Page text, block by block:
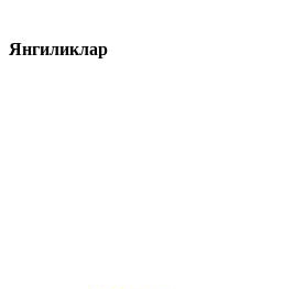
Янгиликлар